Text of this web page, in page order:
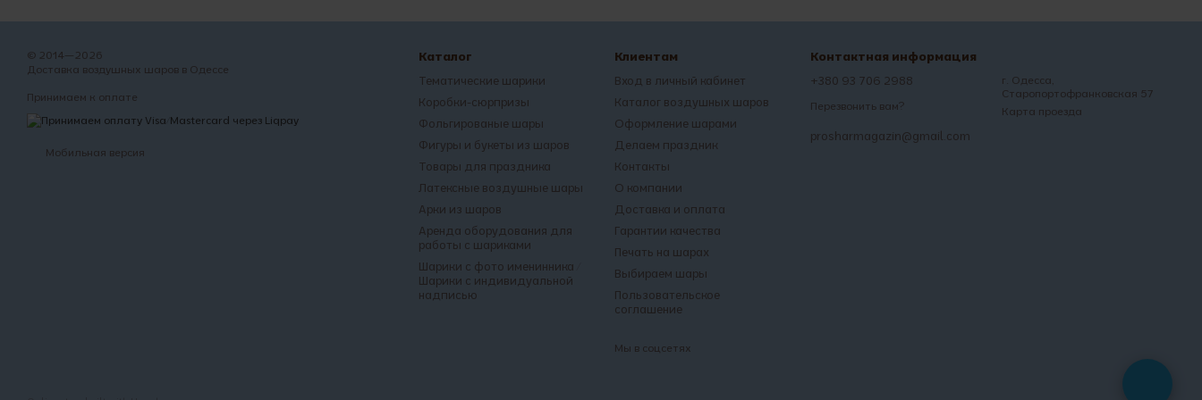
© 2014—2026
Доставка воздушных шаров в Одессе
Принимаем к оплате
Мобильная версия
Каталог
Тематические шарики
Коробки-сюрпризы
Фольгированые шары
Фигуры и букеты из шаров
Товары для праздника
Латексные воздушные шары
Арки из шаров
Аренда оборудования для
работы с шариками
Шарики с фото именинника /
Шарики с индивидуальной
надписью
Клиентам
Вход в личный кабинет
Каталог воздушных шаров
Оформление шарами
Делаем праздник
Контакты
О компании
Доставка и оплата
Гарантии качества
Печать на шарах
Выбираем шары
Пользовательское
соглашение
Мы в соцсетях
Контактная информация
+380 93 706 2988
Перезвонить вам?
prosharmagazin@gmail.com
г. Одесса,
Старопортофранковская 57
Карта проезда